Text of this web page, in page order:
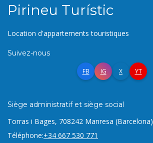
Pirineu Turístic
Location d'appartements touristiques
Suivez-nous
FB IG X YT
Siège administratif et siège social
Torras i Bages, 708242 Manresa (Barcelona)
Téléphone:+34 667 530 771